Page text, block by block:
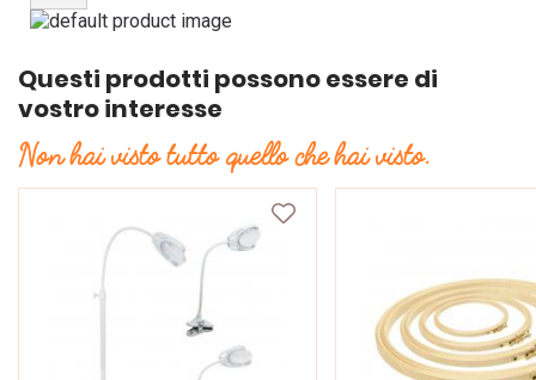
Questi prodotti possono essere di
vostro interesse
Non hai visto tutto quello che hai visto.